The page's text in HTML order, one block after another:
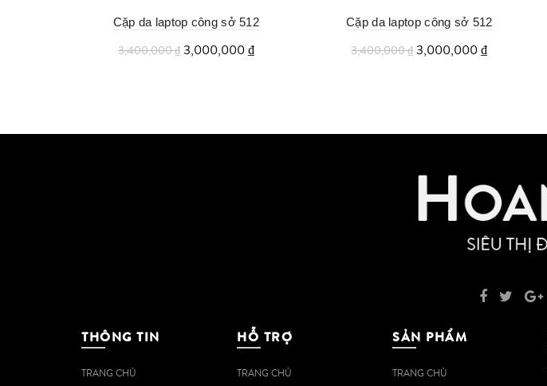
Cặp da laptop công sở 512
3,400,000₫ 3,000,000₫
Cặp da laptop công sở 512
3,400,000₫ 3,000,000₫
THÔNG TIN
TRANG CHỦ
HỖ TRỢ
TRANG CHỦ
SẢN PHẨM
TRANG CHỦ